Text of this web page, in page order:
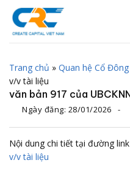
Chuyển
đến
dung
Trang chủ » Quan hệ Cổ Đông
v/v tài liệu
văn bản 917 của
Ngày đăng: 28/01/2026 -
Nội dung chi tiết tại đường
v/v tài liệu